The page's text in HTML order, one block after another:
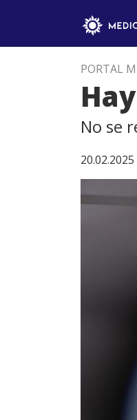
PORTAL
No se